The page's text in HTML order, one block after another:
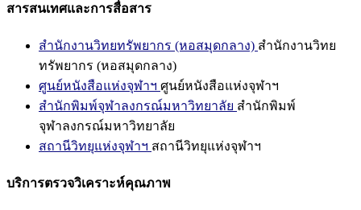
สารสนเทศและการสื่อสาร
สำนักงานวิทยทรัพยากร (หอสมุดกลาง) สำนักงานวิทย
ทรัพยากร (หอสมุดกลาง)
ศูนย์หนังสือแห่งจุฬาฯ ศูนย์หนังสือแห่งจุฬาฯ
สำนักพิมพ์จุฬาลงกรณ์มหาวิทยาลัย สำนักพิมพ์
จุฬาลงกรณ์มหาวิทยาลัย
สถานีวิทยุแห่งจุฬาฯ สถานีวิทยุแห่งจุฬาฯ
บริการตรวจวิเคราะห์คุณภาพ